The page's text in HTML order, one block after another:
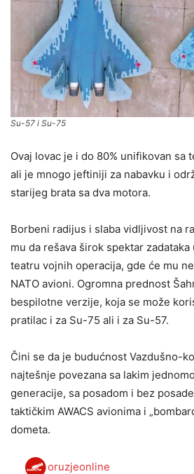
Su-57 i Su-75
Ovaj lovac je i do 80% unifikovan sa
ali je mnogo jeftiniji za nabavku i
starijeg brata sa dva motora.
Borbeni radijus i slaba vidljivost na
mu da rešava širok spektar zadataka
teatru vojnih operacija, gde će mu
NATO avioni. Ogromna prednost
bespilotne verzije, koja se može
pratilac i za Su-75 ali i za Su-57.
Čini se da je budućnost Vazdušno-
najtešnje povezana sa lakim
generacije, sa posadom i bez
taktičkim AWACS avionima i
dometa.
oruzjeonline